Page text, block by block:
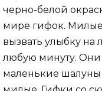
черно-белой
мире гифок.
вызвать улыбку на
любую минуту. Они
маленькие